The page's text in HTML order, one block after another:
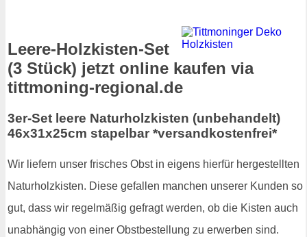
Leere-Holzkisten-Set
(3 Stück) jetzt online kaufen via
tittmoning-regional.de
3er-Set leere Naturholzkisten (unbehandelt)
46x31x25cm stapelbar *versandkostenfrei*
Wir liefern unser frisches Obst in eigens hierfür hergestellten
Naturholzkisten. Diese gefallen manchen unserer Kunden so
gut, dass wir regelmäßig gefragt werden, ob die Kisten auch
unabhängig von einer Obstbestellung zu erwerben sind.